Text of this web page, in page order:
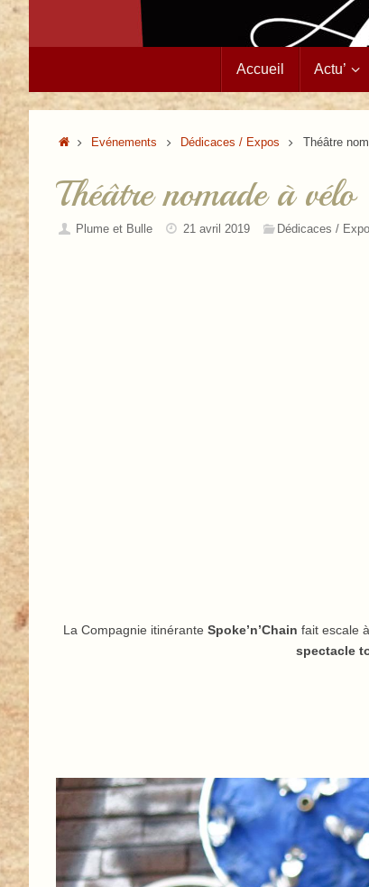
contenu
Accueil Actu’
AccueilEvénements Dédicaces / Expos Théâtre
Théâtre nomade à
Plume et Bulle 21 avril 2019 Dédicaces /
La Compagnie itinérante Spoke’n’Chain fait escale
spectacle